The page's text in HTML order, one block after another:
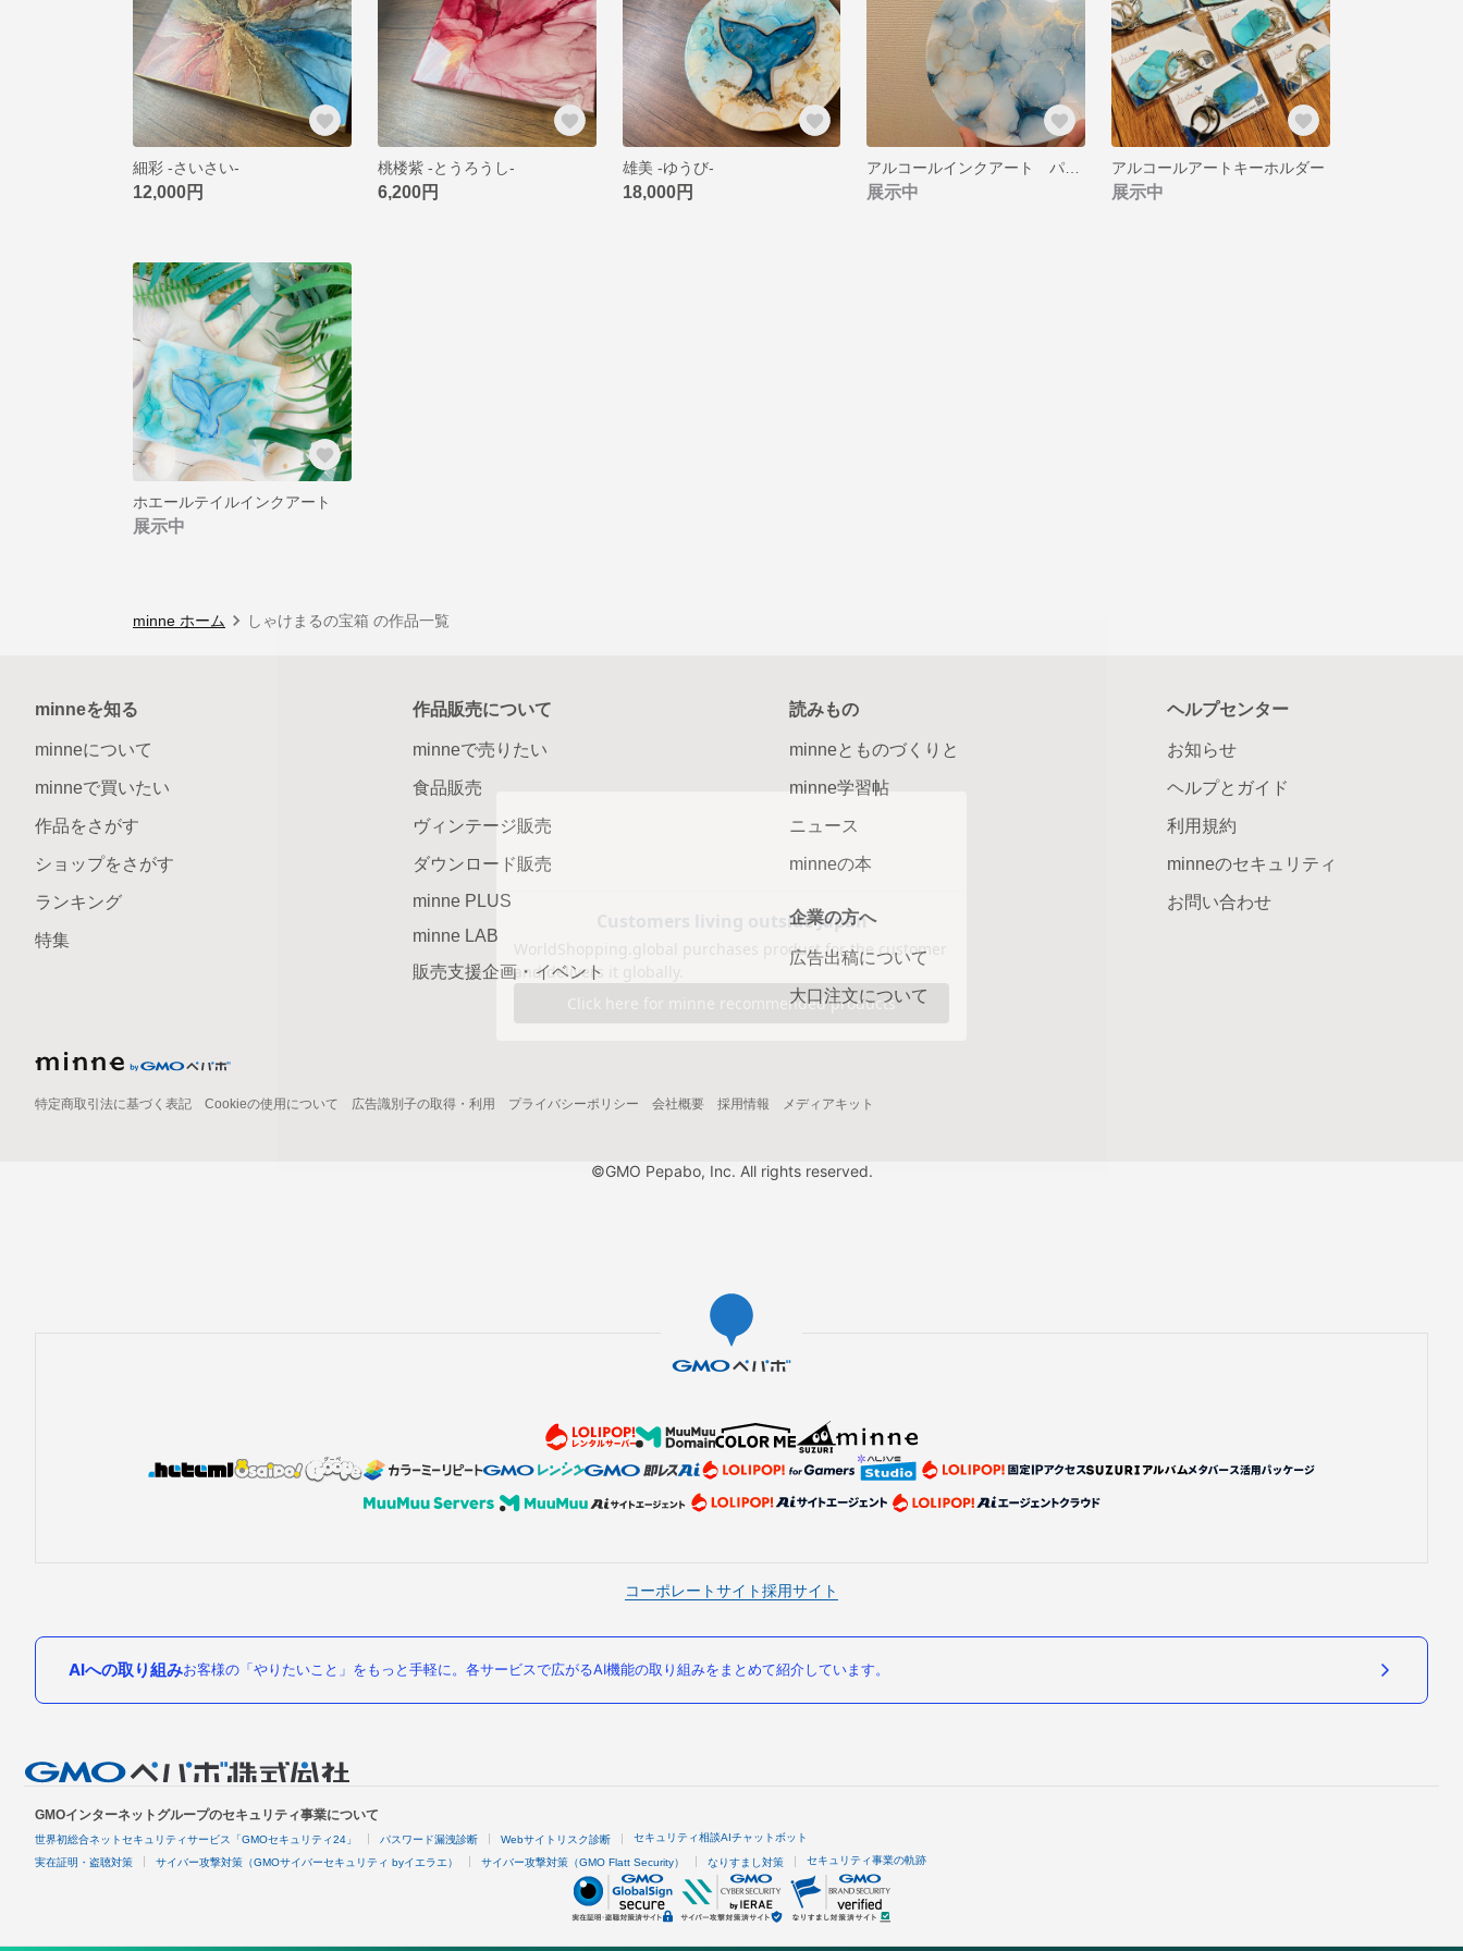
細彩 -さいさい-
12,000円
桃楼紫 -とうろうし-
6,200円
雄美 -ゆうび-
18,000円 展示中
アルコールアートキーホルダー
展示中
ホエールテイルインクアート
展示中
minne ホーム しゃけまるの宝箱 の作品一覧
minneを知る
minneについて
minneで買いたい
作品をさがす
ショップをさがす
ランキング
特集
作品販売について
minneで売りたい
食品販売
ヴィンテージ販売
ダウンロード販売
minne PLUS
minne LAB
販売支援企画・イベント
読みもの
minneとものづくりと
minne学習帖
ニュース
minneの本
企業の方へ
広告出稿について
大口注文について
ヘルプセンター
お知らせ
ヘルプとガイド
利用規約
minneのセキュリティ
お問い合わせ
特定商取引法に基づく表記 Cookieの使用について 広告識別子の取得・利用 プライバシーポリシー 会社概要 採用情報 メディアキット
©GMO Pepabo, Inc. All rights reserved.
コーポレートサイト採用サイト
AIへの取り組みお客様の「やりたいこと」をもっと手軽に。各サービスで広がるAI機能の取り組みをまとめて紹介しています。
GMOインターネットグループのセキュリティ事業について
世界初総合ネットセキュリティサービス「GMOセキュリティ24」 パスワード漏洩診断 Webサイトリスク診断 セキュリティ相談AIチャットボット
実在証明・盗聴対策 サイバー攻撃対策（GMOサイバーセキュリティ byイエラエ） サイバー攻撃対策（GMO Flatt Security） なりすまし対策 セキュリティ事業の軌跡